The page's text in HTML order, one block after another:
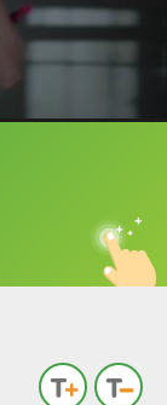
喔！
中
英